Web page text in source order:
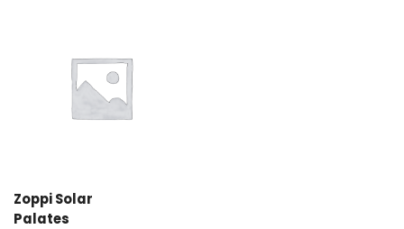
Zoppi Solar
Palates